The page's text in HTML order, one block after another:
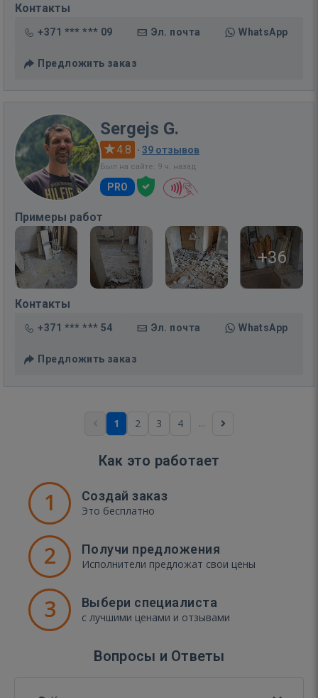
Контакты
+371 *** *** 09 Эл. почта WhatsApp
Предложить заказ
Sergejs G.
4.8 · 39 отзывов
Был на сайте: 9 ч. назад
PRO
Примеры работ
+36
Контакты
+371 *** *** 54 Эл. почта WhatsApp
Предложить заказ
1 2 3 4 ...
Как это работает
1 Создай заказ
Это бесплатно
2 Получи предложения
Исполнители предложат свои цены
3 Выбери специалиста
с лучшими ценами и отзывами
Вопросы и Ответы